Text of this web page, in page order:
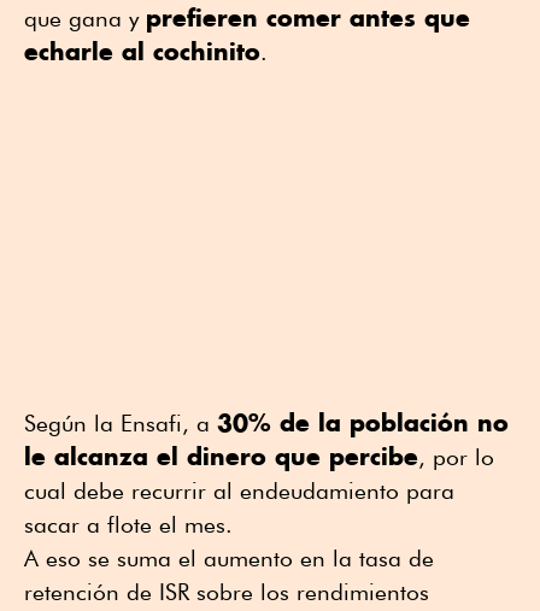
que gana y prefieren comer antes que
echarle al cochinito.
Según la Ensafi, a 30% de la población no
le alcanza el dinero que percibe, por lo
cual debe recurrir al endeudamiento para
sacar a flote el mes.
A eso se suma el aumento en la tasa de
retención de ISR sobre los rendimientos